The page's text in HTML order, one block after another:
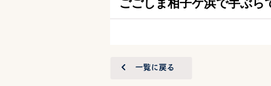
ごごしま相子ケ浜で手ぶら